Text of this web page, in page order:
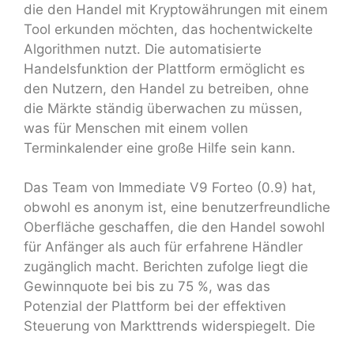
die den Handel mit Kryptowährungen mit einem
Tool erkunden möchten, das hochentwickelte
Algorithmen nutzt. Die automatisierte
Handelsfunktion der Plattform ermöglicht es
den Nutzern, den Handel zu betreiben, ohne
die Märkte ständig überwachen zu müssen,
was für Menschen mit einem vollen
Terminkalender eine große Hilfe sein kann.
Das Team von Immediate V9 Forteo (0.9) hat,
obwohl es anonym ist, eine benutzerfreundliche
Oberfläche geschaffen, die den Handel sowohl
für Anfänger als auch für erfahrene Händler
zugänglich macht. Berichten zufolge liegt die
Gewinnquote bei bis zu 75 %, was das
Potenzial der Plattform bei der effektiven
Steuerung von Markttrends widerspiegelt. Die